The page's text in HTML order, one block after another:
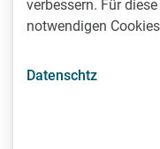
the Next Generation
company
verbessern. Für
notwendigen
Datenschtz